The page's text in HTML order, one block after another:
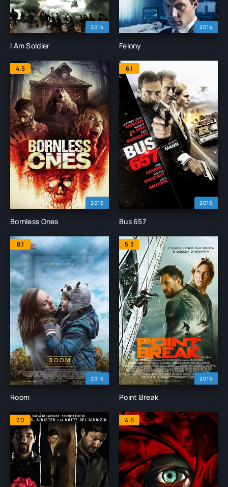
2014
I Am Soldier
2014
Felony
2016
4.5
Bornless Ones
2015
6.1
Bus 657
2015
8.1
Room
2015
5.3
Point Break
7.0 4.6